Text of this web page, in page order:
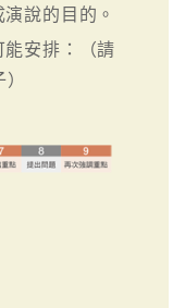
說的目的。
安排：（請